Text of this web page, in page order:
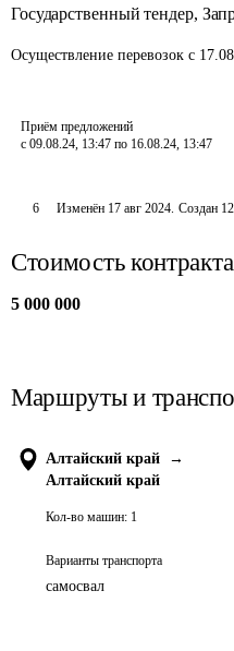
Государственный тендер,
Осуществление перевозок с
Приём предложений
с 09.08.24, 13:47 по 16.08.24, 13:47
6 Изменён 17 авг 2024. Создан
Стоимость контракта
5 000 000
Маршруты и
Алтайский край
→
Алтайский край
Кол-во машин: 1
Варианты транспорта
самосвал